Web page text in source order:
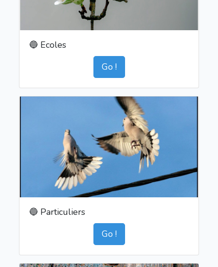
🔵 Ecoles
Go !
🔵 Particuliers
Go !